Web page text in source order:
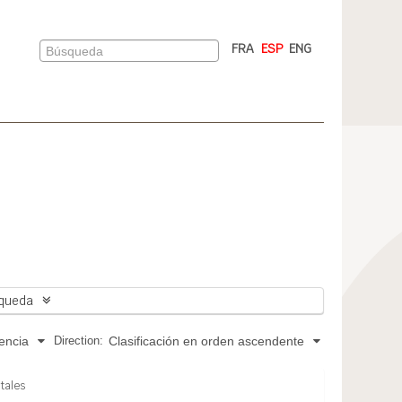
FRA ESP ENG
Direction: Clasificación en orden ascendente